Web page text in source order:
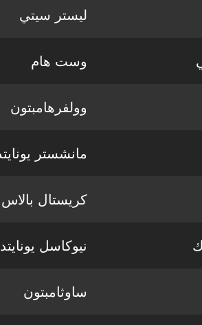
ليستر سيتي
وست هام
وولفرهامبتون
مانشستر
كريستال بالاس
نيوكاسل يونايتد
ساوثامبتون